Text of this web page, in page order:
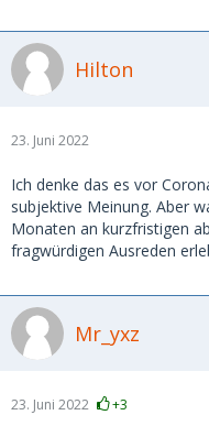
Hilton
23. Juni 2022
Ich denke das es vor
subjektive Meinung. Aber
Monaten an kurzfristigen
fragwürdigen Ausreden
Mr_yxz
23. Juni 2022 +3